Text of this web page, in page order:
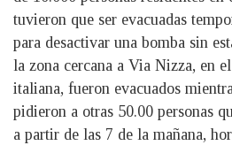
tuvieron que ser evacuadas
para desactivar una bomba sin
la zona cercana a Via Nizza, en
italiana, fueron evacuados
pidieron a otras 50.00 personas
a partir de las 7 de la mañana,